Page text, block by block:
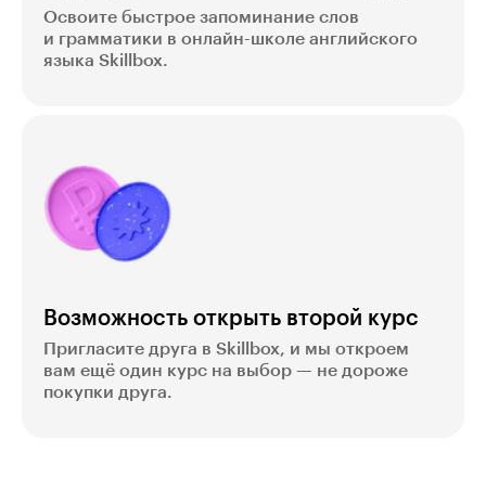
Освоите быстрое запоминание слов
и грамматики в онлайн-школе английского
языка Skillbox.
Возможность открыть второй курс
Пригласите друга в Skillbox, и мы откроем
вам ещё один курс на выбор — не дороже
покупки друга.